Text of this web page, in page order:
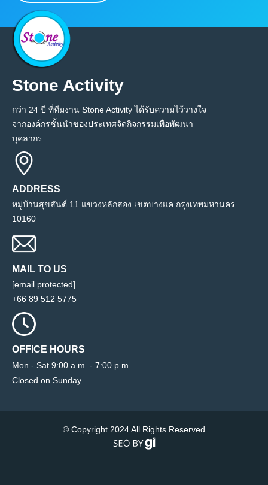
Stone Activity
กว่า 24 ปี ที่ทีมงาน Stone Activity ได้รับความไว้วางใจ
จากองค์กรชั้นนำของประเทศจัดกิจกรรมเพื่อพัฒนา
บุคลากร
ADDRESS
หมู่บ้านสุขสันต์ 11 แขวงหลักสอง เขตบางแค กรุงเทพมหานคร
10160
MAIL TO US
[email protected]
+66 89 512 5775
OFFICE HOURS
Mon - Sat 9:00 a.m. - 7:00 p.m.
Closed on Sunday
© Copyright 2024 All Rights Reserved